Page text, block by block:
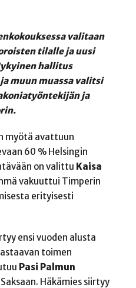
valitaan
tilalle ja uusi
hallitus
muun muassa valitsi
ja
myötä avattuun
60 % Helsingin
on valittu Kaisa
vakuuttui Timperin
erityisesti
ensi vuoden alusta
toimen
Pasi Palmun
Häkämies siirtyy